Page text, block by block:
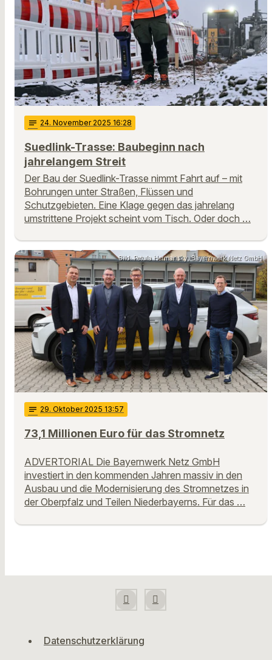
notes 24. November 2025 16:28
Suedlink-Trasse: Baubeginn nach
jahrelangem Streit
Der Bau der Suedlink-Trasse nimmt Fahrt auf – mit
Bohrungen unter Straßen, Flüssen und
Schutzgebieten. Eine Klage gegen das jahrelang
umstrittene Projekt scheint vom Tisch. Oder doch …
Bild: Petula Hermansky, Bayernwerk Netz GmbH
notes 29. Oktober 2025 13:57
73,1 Millionen Euro für das Stromnetz
ADVERTORIAL Die Bayernwerk Netz GmbH
investiert in den kommenden Jahren massiv in den
Ausbau und die Modernisierung des Stromnetzes in
der Oberpfalz und Teilen Niederbayerns. Für das …
Datenschutzerklärung